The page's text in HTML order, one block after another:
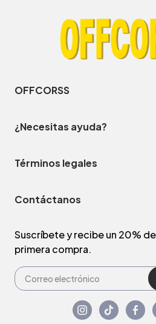
OFFCORSS
¿Necesitas ayuda?
Términos legales
Contáctanos
Suscríbete y recibe un 20%
primera compra.